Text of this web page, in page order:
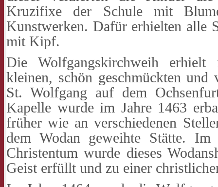
Kruzifixe der Schule mit
Kunstwerken. Dafür erhielten alle
mit Kipf.
Die Wolfgangskirchweih
kleinen, schön geschmückten und
St. Wolfgang auf dem
Kapelle wurde im Jahre 1463
früher wie an verschiedenen
dem Wodan geweihte Stätte.
Christentum wurde dieses
Geist erfüllt und zu einer